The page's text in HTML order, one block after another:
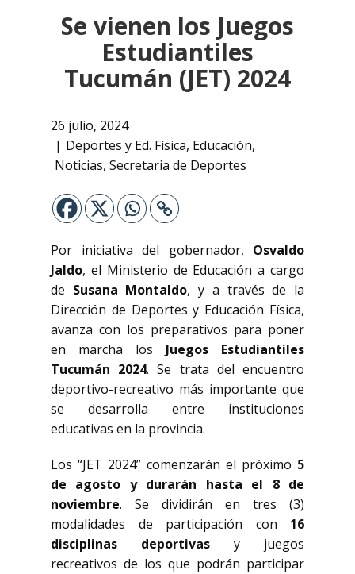
Se vienen los Juegos
Estudiantiles
Tucumán (JET) 2024
26 julio, 2024
Deportes y Ed. Física, Educación,
Noticias, Secretaria de Deportes
Por iniciativa del gobernador, Osvaldo
Jaldo, el Ministerio de Educación a cargo
de Susana Montaldo, y a través de la
Dirección de Deportes y Educación Física,
avanza con los preparativos para poner
en marcha los Juegos Estudiantiles
Tucumán 2024. Se trata del encuentro
deportivo-recreativo más importante que
se desarrolla entre instituciones
educativas en la provincia.
Los “JET 2024” comenzarán el próximo 5
de agosto y durarán hasta el 8 de
noviembre. Se dividirán en tres (3)
modalidades de participación con 16
disciplinas deportivas y juegos
recreativos de los que podrán participar